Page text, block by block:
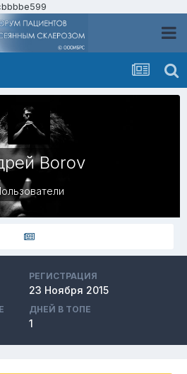
Borov
РЕГИСТРАЦИЯ
23 Ноября 2015
ДНЕЙ В ТОПЕ
1